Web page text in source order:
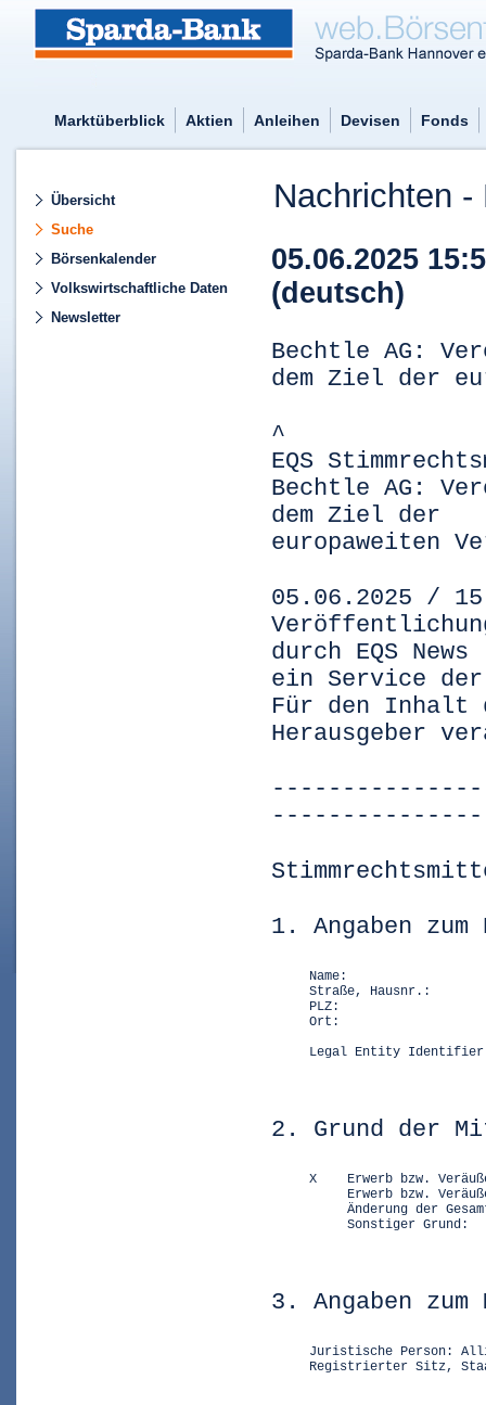
Marktüberblick Aktien Anleihen Devisen Fonds
Übersicht
Suche
Börsenkalender
Volkswirtschaftliche Daten
Newsletter
Nachrichten
05.06.2025
(deutsch)
Bechtle AG:
dem Ziel der
^
EQS
Bechtle AG:
dem Ziel der
europaweiten
05.06.2025 /
durch EQS News
ein Service der
Für den
Herausgeber
1. Angaben
Name:
Straße, Hausnr.:
PLZ:
Ort:
Legal Entity
2. Grund der
X    Erwerb bzw.
Erwerb bzw.
Änderung der
          Sonstiger Grund:
3. Angaben
Juristische Person:
Registrierter Sitz,